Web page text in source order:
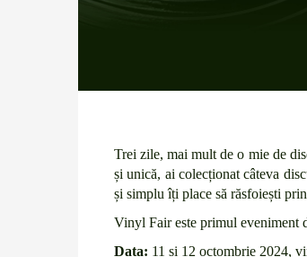
Trei zile, mai mult de o mie de
și unică, ai colecționat câteva
și simplu îți place să răsfoiești
Vinyl Fair este primul eveniment
Data: 11 și 12 octombrie 2024,